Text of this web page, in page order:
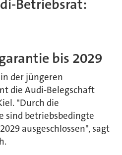
Betriebsrat:
bis 2029
der jüngeren
die Audi-Belegschaft
"Durch die
sind betriebsbedingte
ausgeschlossen", sagt